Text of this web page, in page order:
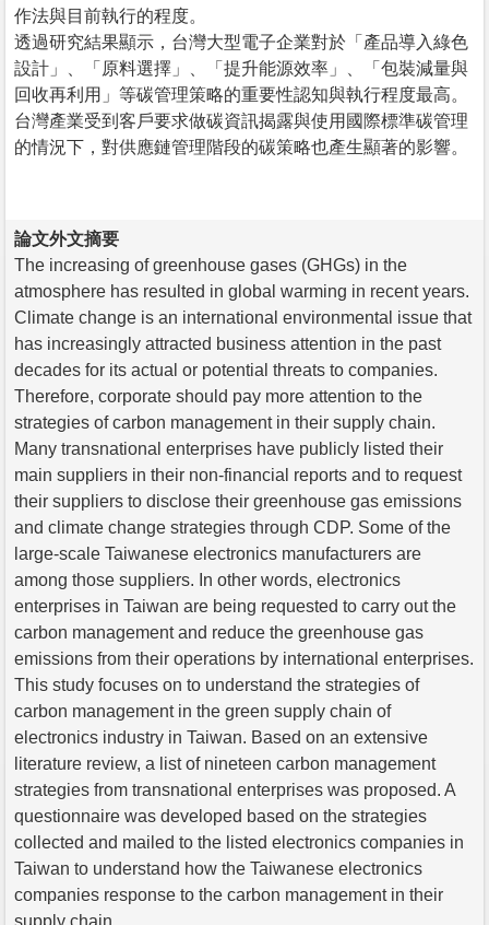
作法與目前執行的程度。
透過研究結果顯示，台灣大型電子企業對於「產品導入綠色
設計」、「原料選擇」、「提升能源效率」、「包裝減量與
回收再利用」等碳管理策略的重要性認知與執行程度最高。
台灣產業受到客戶要求做碳資訊揭露與使用國際標準碳管理
的情況下，對供應鏈管理階段的碳策略也產生顯著的影響。
論文外文摘要
The increasing of greenhouse gases (GHGs) in the
atmosphere has resulted in global warming in recent years.
Climate change is an international environmental issue that
has increasingly attracted business attention in the past
decades for its actual or potential threats to companies.
Therefore, corporate should pay more attention to the
strategies of carbon management in their supply chain.
Many transnational enterprises have publicly listed their
main suppliers in their non-financial reports and to request
their suppliers to disclose their greenhouse gas emissions
and climate change strategies through CDP. Some of the
large-scale Taiwanese electronics manufacturers are
among those suppliers. In other words, electronics
enterprises in Taiwan are being requested to carry out the
carbon management and reduce the greenhouse gas
emissions from their operations by international enterprises.
This study focuses on to understand the strategies of
carbon management in the green supply chain of
electronics industry in Taiwan. Based on an extensive
literature review, a list of nineteen carbon management
strategies from transnational enterprises was proposed. A
questionnaire was developed based on the strategies
collected and mailed to the listed electronics companies in
Taiwan to understand how the Taiwanese electronics
companies response to the carbon management in their
supply chain.